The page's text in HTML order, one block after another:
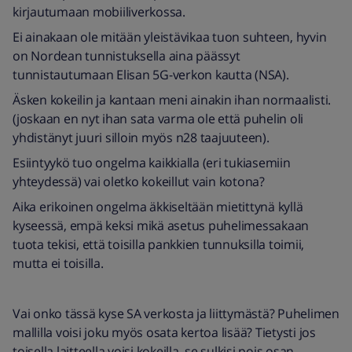
kirjautumaan mobiiliverkossa.
Ei ainakaan ole mitään yleistävikaa tuon suhteen, hyvin
on Nordean tunnistuksella aina päässyt
tunnistautumaan Elisan 5G-verkon kautta (NSA).
Äsken kokeilin ja kantaan meni ainakin ihan normaalisti.
(joskaan en nyt ihan sata varma ole että puhelin oli
yhdistänyt juuri silloin myös n28 taajuuteen).
Esiintyykö tuo ongelma kaikkialla (eri tukiasemiin
yhteydessä) vai oletko kokeillut vain kotona?
Aika erikoinen ongelma äkkiseltään mietittynä kyllä
kyseessä, empä keksi mikä asetus puhelimessakaan
tuota tekisi, että toisilla pankkien tunnuksilla toimii,
mutta ei toisilla.
Vai onko tässä kyse SA verkosta ja liittymästä? Puhelimen
mallilla voisi joku myös osata kertoa lisää? Tietysti jos